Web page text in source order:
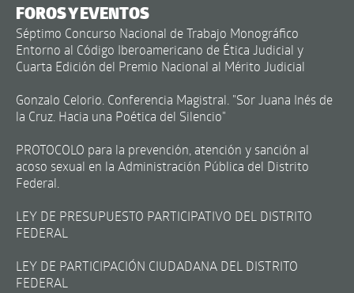
FOROS Y EVENTOS
Séptimo Concurso Nacional de Trabajo Monográfico
Entorno al Código Iberoamericano de Ética Judicial y
Cuarta Edición del Premio Nacional al Mérito Judicial
Gonzalo Celorio. Conferencia Magistral. "Sor Juana Inés de
la Cruz. Hacia una Poética del Silencio"
PROTOCOLO para la prevención, atención y sanción al
acoso sexual en la Administración Pública del Distrito
Federal.
LEY DE PRESUPUESTO PARTICIPATIVO DEL DISTRITO
FEDERAL
LEY DE PARTICIPACIÓN CIUDADANA DEL DISTRITO
FEDERAL